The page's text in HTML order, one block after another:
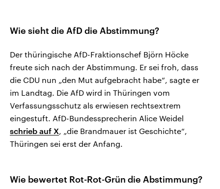
Wie sieht die AfD die Abstimmung?
Der thüringische AfD-Fraktionschef Björn Höcke
freute sich nach der Abstimmung. Er sei froh, dass
die CDU nun „den Mut aufgebracht habe“, sagte er
im Landtag. Die AfD wird in Thüringen vom
Verfassungsschutz als erwiesen rechtsextrem
eingestuft. AfD-Bundessprecherin Alice Weidel
schrieb auf X , „die Brandmauer ist Geschichte“,
Thüringen sei erst der Anfang.
Wie bewertet Rot-Rot-Grün die Abstimmung?